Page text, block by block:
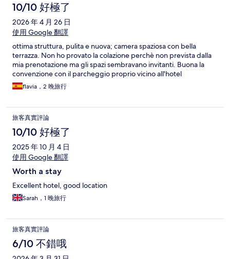
10/10 好極了
2026 年 4 月 26 日
使用 Google 翻譯
ottima struttura, pulita e nuova; camera spaziosa con bella
terrazza. Non ho provato la colazione perchè non prevista dalla
mia prenotazione ma gli spazi sembravano invitanti. Buona la
convenzione con il parcheggio proprio vicino all'hotel
flavia，2 晚旅行
旅客真實評論
10/10 好極了
2025 年 10 月 4 日
使用 Google 翻譯
Worth a stay
Excellent hotel, good location
Sarah，1 晚旅行
旅客真實評論
6/10 不錯哦